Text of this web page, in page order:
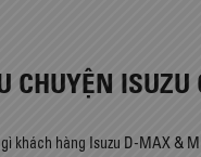
CHUYỆN ISUZU
khách hàng Isuzu D-MAX &